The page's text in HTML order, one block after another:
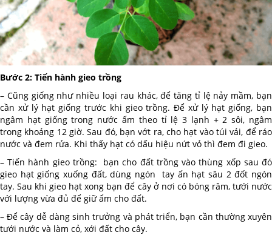
Bước 2: Tiến hành gieo trồng
– Cũng giống như nhiều loại rau khác, để tăng tỉ lệ nảy mầm, bạn
cần xử lý hạt giống trước khi gieo trồng. Để xử lý hạt giống, bạn
ngâm hạt giống trong nước ấm theo tỉ lệ 3 lạnh + 2 sôi, ngâm
trong khoảng 12 giờ. Sau đó, bạn vớt ra, cho hạt vào túi vải, để ráo
nước và đem rửa. Khi thấy hạt có dấu hiệu nứt vỏ thì đem đi gieo.
– Tiến hành gieo trồng: bạn cho đất trồng vào thùng xốp sau đó
gieo hạt giống xuống đất, dùng ngón tay ấn hạt sâu 2 đốt ngón
tay. Sau khi gieo hạt xong bạn để cây ở nơi có bóng râm, tưới nước
với lượng vừa đủ để giữ ẩm cho đất.
– Để cây dễ dàng sinh trưởng và phát triển, bạn cần thường xuyên
tưới nước và làm cỏ, xới đất cho cây.